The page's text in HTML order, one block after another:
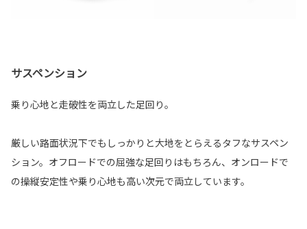
サスペンション
乗り心地と走破性を両立した足回り。
厳しい路面状況下でもしっかりと大地をとらえるタフなサスペン
ション。オフロードでの屈強な足回りはもちろん、オンロードで
の操縦安定性や乗り心地も高い次元で両立しています。